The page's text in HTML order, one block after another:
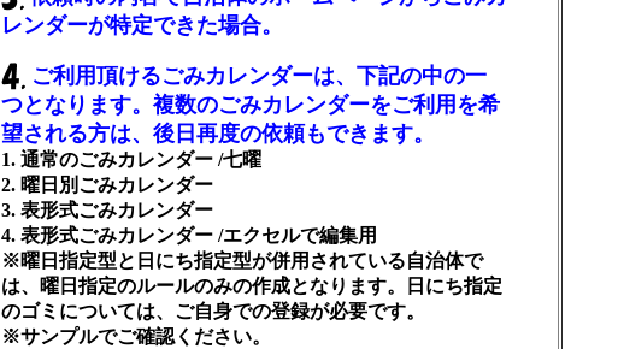
レンダーが特定できた場合。
ご利用頂けるごみカレンダーは、下記の中の一
つとなります。複数のごみカレンダーをご利用を希
望される方は、後日再度の依頼もできます。
1. 通常のごみカレンダー /七曜
2. 曜日別ごみカレンダー
3. 表形式ごみカレンダー
4. 表形式ごみカレンダー /エクセルで編集用
※曜日指定型と日にち指定型が併用されている自治体で
は、曜日指定のルールのみの作成となります。日にち指定
のゴミについては、ご自身での登録が必要です。
※サンプルでご確認ください。